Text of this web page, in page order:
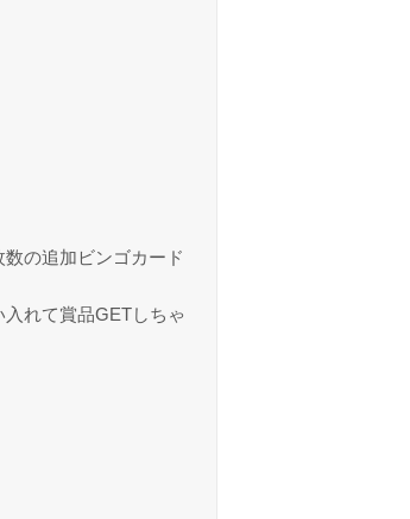
の追加ビンゴカード
れて賞品GETしちゃ